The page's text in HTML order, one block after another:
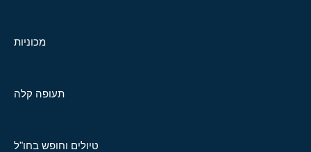
מכוניות
תעופה קלה
טיולים וחופש בחו"ל